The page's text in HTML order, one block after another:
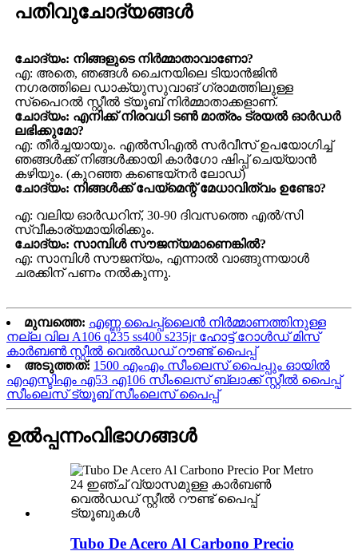
പതിവുചോദ്യങ്ങൾ
ചോദ്യം: നിങ്ങളുടെ നിർമ്മാതാവാണോ?
എ: അതെ, ഞങ്ങൾ ചൈനയിലെ ടിയാൻജിൻ
നഗരത്തിലെ ഡാക്യുസുവാങ് ഗ്രാമത്തിലുള്ള
സ്പൈറൽ സ്റ്റീൽ ട്യൂബ് നിർമ്മാതാക്കളാണ്.
ചോദ്യം: എനിക്ക് നിരവധി ടൺ മാത്രം ട്രയൽ ഓർഡർ
ലഭിക്കുമോ?
എ: തീർച്ചയായും. എൽസിഎൽ സർവീസ് ഉപയോഗിച്ച്
ഞങ്ങൾക്ക് നിങ്ങൾക്കായി കാർഗോ ഷിപ്പ് ചെയ്യാൻ
കഴിയും. (കുറഞ്ഞ കണ്ടെയ്നർ ലോഡ്)
ചോദ്യം: നിങ്ങൾക്ക് പേയ്‌മെന്റ് മേധാവിത്വം ഉണ്ടോ?
എ: വലിയ ഓർഡറിന്, 30-90 ദിവസത്തെ എൽ/സി
സ്വീകാര്യമായിരിക്കും.
ചോദ്യം: സാമ്പിൾ സൗജന്യമാണെങ്കിൽ?
എ: സാമ്പിൾ സൗജന്യം, എന്നാൽ വാങ്ങുന്നയാൾ
ചരക്കിന് പണം നൽകുന്നു.
മുമ്പത്തെ: എണ്ണ പൈപ്പ്‌ലൈൻ നിർമ്മാണത്തിനുള്ള
നല്ല വില A106 q235 ss400 s235jr ഹോട്ട് റോൾഡ് മിസ്
കാർബൺ സ്റ്റീൽ വെൽഡഡ് റൗണ്ട് പൈപ്പ്
അടുത്തത്: 1500 എംഎം സീംലെസ് പൈപ്പും ഓയിൽ
എഎസ്ടിഎം എ53 എ106 സീംലെസ് ബ്ലാക്ക് സ്റ്റീൽ പൈപ്പ്
സീംലെസ് ട്യൂബ് സീംലെസ് പൈപ്പ്
ഉൽപ്പന്നംവിഭാഗങ്ങൾ
Tubo De Acero Al Carbono Precio